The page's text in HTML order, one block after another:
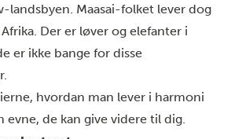
landsbyen. Maasai-folket lever dog
Der er løver og elefanter i
er ikke bange for disse
hvordan man lever i harmoni
de kan give videre til dig.